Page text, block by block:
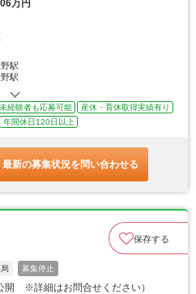
万円
駅
駅
未経験者も応募可能
産休・育休取得実績有り
年間休日120日以上
最新の募集状況を問い合わせる
保存する
募集停止
開 ※詳細はお問合せください）